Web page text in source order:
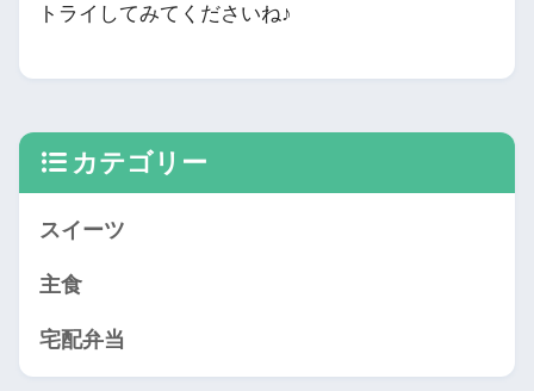
トライしてみてくださいね♪
カテゴリー
スイーツ
主食
宅配弁当